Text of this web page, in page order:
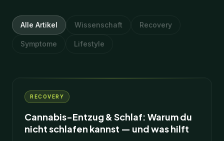
Alle Artikel Wissenschaft Recovery
Symptome Lifestyle
RECOVERY
Cannabis-Entzug & Schlaf: Warum du
nicht schlafen kannst — und was hilft